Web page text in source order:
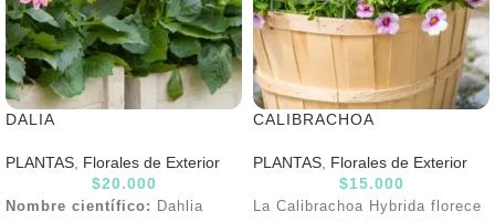
DALIA
PLANTAS Florales de Exterior
$20.000
Nombre científico: Dahlia
CALIBRACHOA
PLANTAS Florales de Exterior
$15.000
La Calibrachoa Hybrida florece